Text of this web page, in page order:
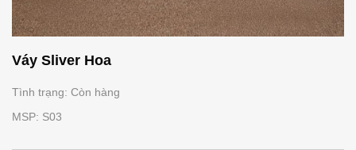
Váy Sliver Hoa
Tình trạng: Còn hàng
MSP: S03